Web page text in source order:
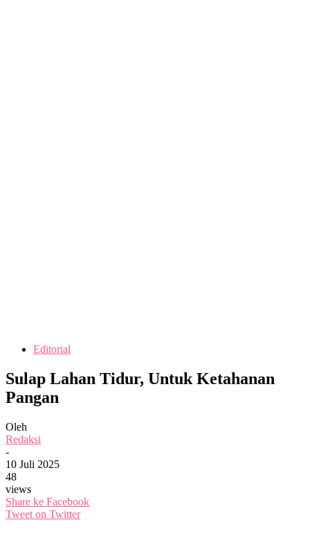
Editorial
Sulap Lahan Tidur, Untuk Ketahanan
Pangan
Oleh
Redaksi
-
10 Juli 2025
48
views
Share ke Facebook
Tweet on Twitter